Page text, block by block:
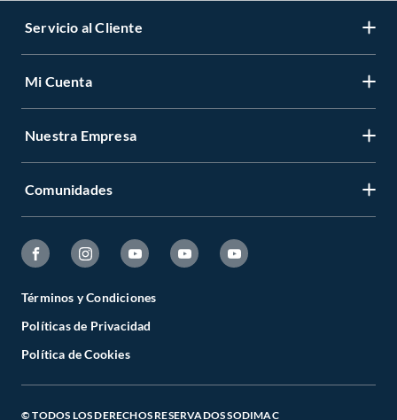
Servicio al Cliente
Mi Cuenta
Nuestra Empresa
Comunidades
Términos y Condiciones
Políticas de Privacidad
Política de Cookies
© TODOS LOS DERECHOS RESERVADOS SODIMAC